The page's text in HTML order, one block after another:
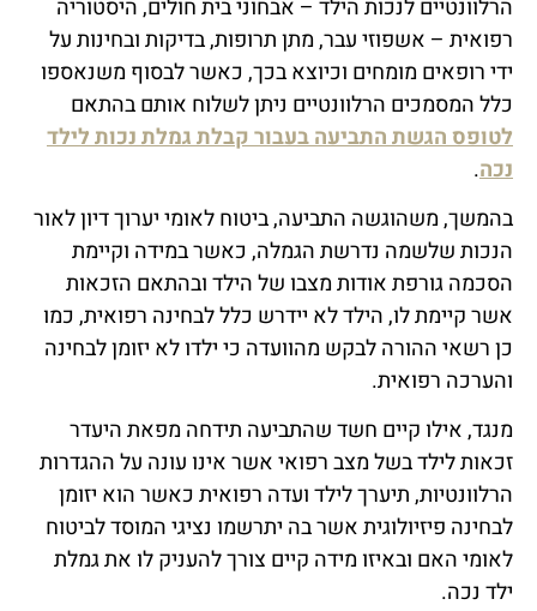
הרלוונטיים לנכות הילד – אבחוני בית חולים, היסטוריה
רפואית – אשפוזי עבר, מתן תרופות, בדיקות ובחינות על
ידי רופאים מומחים וכיוצא בכך, כאשר לבסוף משנאספו
כלל המסמכים הרלוונטיים ניתן לשלוח אותם בהתאם
לטופס הגשת התביעה בעבור קבלת גמלת נכות לילד
נכה.
בהמשך, משהוגשה התביעה, ביטוח לאומי יערוך דיון לאור
הנכות שלשמה נדרשת הגמלה, כאשר במידה וקיימת
הסכמה גורפת אודות מצבו של הילד ובהתאם הזכאות
אשר קיימת לו, הילד לא יידרש כלל לבחינה רפואית, כמו
כן רשאי ההורה לבקש מהוועדה כי ילדו לא יזומן לבחינה
והערכה רפואית.
מנגד, אילו קיים חשד שהתביעה תידחה מפאת היעדר
זכאות לילד בשל מצב רפואי אשר אינו עונה על ההגדרות
הרלוונטיות, תיערך לילד ועדה רפואית כאשר הוא יזומן
לבחינה פיזיולוגית אשר בה יתרשמו נציגי המוסד לביטוח
לאומי האם ובאיזו מידה קיים צורך להעניק לו את גמלת
ילד נכה.